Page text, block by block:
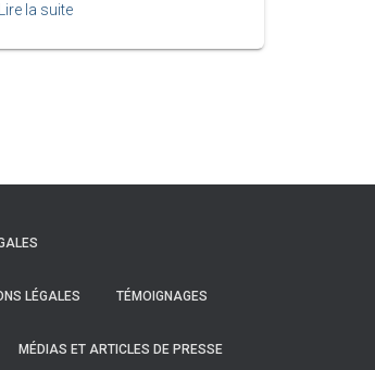
Lire la suite
LÉGALES TÉMOIGNAGES
MÉDIAS ET ARTICLES DE PRESSE